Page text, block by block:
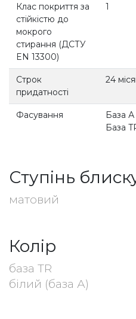
Клас покриття за
стійкістю до
мокрого
стирання (ДСТУ
EN 13300)
1
Строк
придатності
24
Фасування
База А
База
Ступінь
матовий
Колір
база TR
білий (база А)